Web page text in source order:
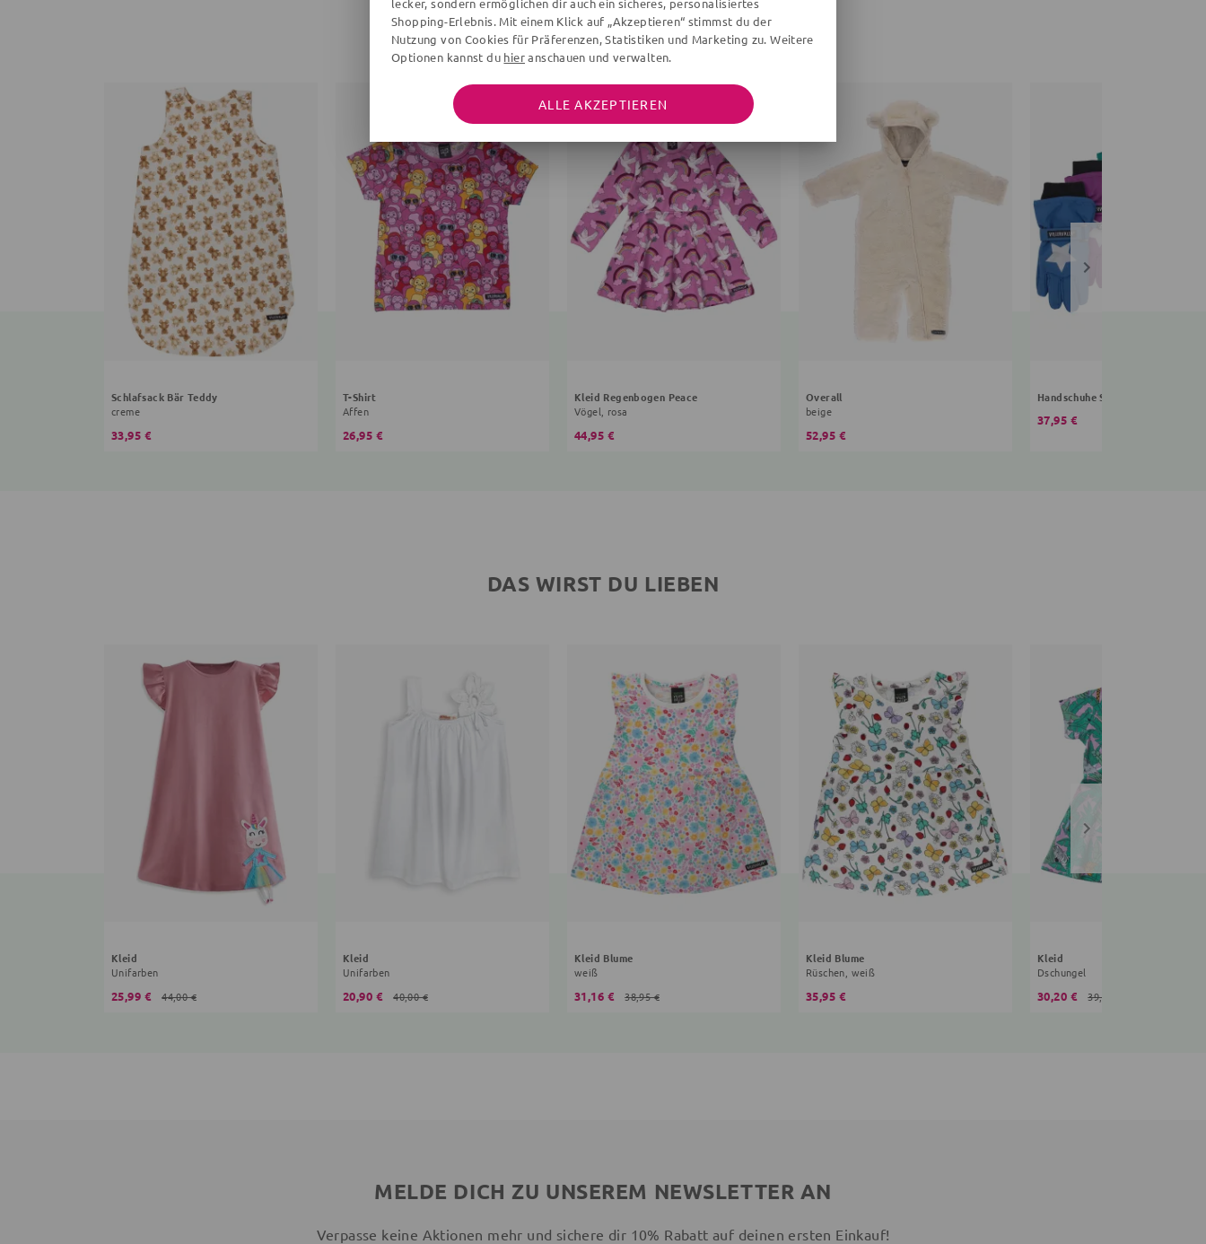
WEITERE ARTIKEL DER MARKE
Schlafsack Bär Teddy
creme
33,95 €
T-Shirt
Affen
26,95 €
Kleid Regenbogen Peace
Vögel, rosa
44,95 €
Overall
beige
52,95 €
Handschuhe Sterne
37,95 €
DAS WIRST DU LIEBEN
Kleid
Unifarben
25,99 € 44,00 €
Kleid
Unifarben
20,90 € 40,00 €
Kleid Blume
weiß
31,16 € 38,95 €
Kleid Blume
Rüschen, weiß
35,95 €
Kleid
Dschungel
30,20 € 39,95 €
MELDE DICH ZU UNSEREM NEWSLETTER AN
Verpasse keine Aktionen mehr und sichere dir 10% Rabatt auf deinen ersten Einkauf!
lecker, sondern ermöglichen dir auch ein sicheres, personalisiertes
Shopping-Erlebnis. Mit einem Klick auf „Akzeptieren“ stimmst du der
Nutzung von Cookies für Präferenzen, Statistiken und Marketing zu. Weitere
Optionen kannst du hieranschauen und verwalten.
ALLE AKZEPTIEREN